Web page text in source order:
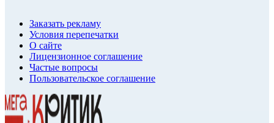
Заказать рекламу
Условия перепечатки
О сайте
Лицензионное соглашение
Частые вопросы
Пользовательское соглашение